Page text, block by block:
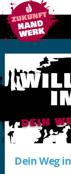
DEIN
Dein Weg